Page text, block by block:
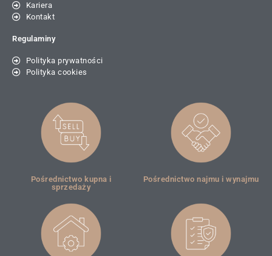
Kariera
Kontakt
Regulaminy
Polityka prywatności
Polityka cookies
Pośrednictwo kupna i
sprzedaży
Pośrednictwo najmu i wynajmu